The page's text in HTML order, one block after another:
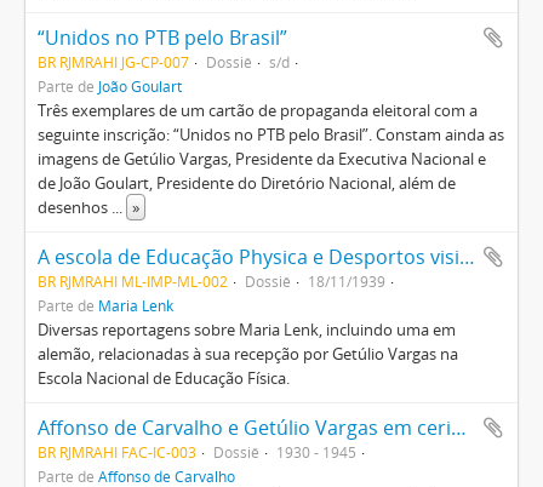
“Unidos no PTB pelo Brasil”
BR RJMRAHI JG-CP-007 Dossiê
s/d
Parte de João Goulart
Três exemplares de um cartão de propaganda eleitoral com a
seguinte inscrição: “Unidos no PTB pelo Brasil”. Constam ainda as
imagens de Getúlio Vargas, Presidente da Executiva Nacional e
de João Goulart, Presidente do Diretório Nacional, além de
desenhos ... »
A escola de Educação Physica e Desportos visita o presidente Vargas.
BR RJMRAHI ML-IMP-ML-002 Dossiê
18/11/1939
Parte de Maria Lenk
Diversas reportagens sobre Maria Lenk, incluindo uma em
alemão, relacionadas à sua recepção por Getúlio Vargas na
Escola Nacional de Educação Física.
Affonso de Carvalho e Getúlio Vargas em cerimônias no Palácio do Catete
BR RJMRAHI FAC-IC-003 Dossiê
1930 - 1945
Parte de Affonso de Carvalho